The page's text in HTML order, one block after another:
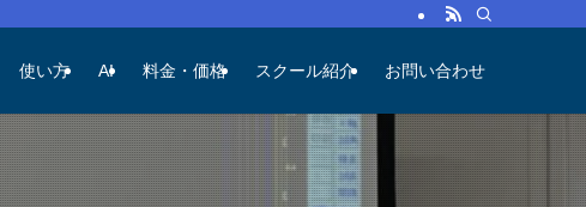
使い方 AI 料金・価格 スクール紹介 お問い合わせ